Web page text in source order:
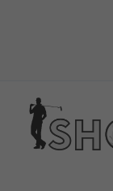
contenuto